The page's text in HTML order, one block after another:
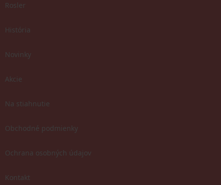
Rosler
História
Novinky
Akcie
Na stiahnutie
Obchodné podmienky
Ochrana osobných údajov
Kontakt